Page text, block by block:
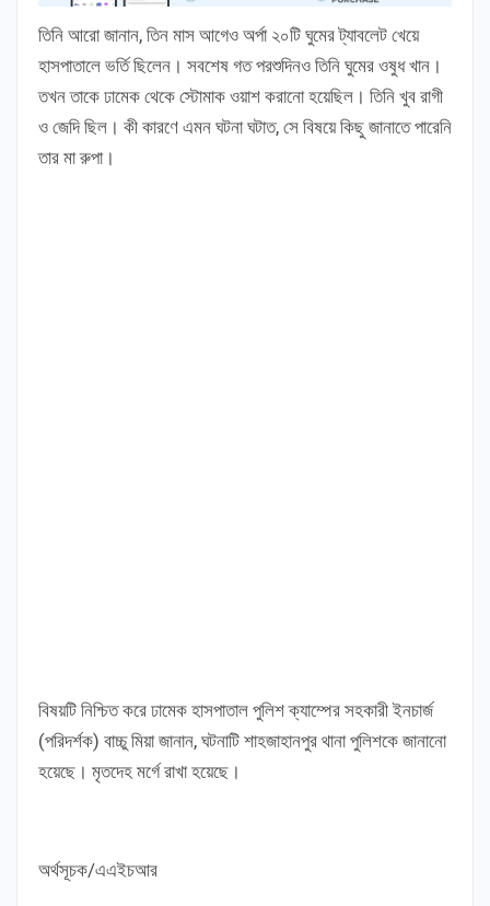
তিনি আরো জানান, তিন মাস আগেও অর্পা ২০টি ঘুমের ট্যাবলেট খেয়ে
হাসপাতালে ভর্তি ছিলেন। সবশেষ গত পরশুদিনও তিনি ঘুমের ওষুধ খান।
তখন তাকে ঢামেক থেকে স্টোমাক ওয়াশ করানো হয়েছিল। তিনি খুব রাগী
ও জেদি ছিল। কী কারণে এমন ঘটনা ঘটাত, সে বিষয়ে কিছু জানাতে পারেনি
তার মা রুপা।
বিষয়টি নিশ্চিত করে ঢামেক হাসপাতাল পুলিশ ক্যাম্পের সহকারী ইনচার্জ
(পরিদর্শক) বাচ্চু মিয়া জানান, ঘটনাটি শাহজাহানপুর থানা পুলিশকে জানানো
হয়েছে। মৃতদেহ মর্গে রাখা হয়েছে।
অর্থসূচক/এএইচআর